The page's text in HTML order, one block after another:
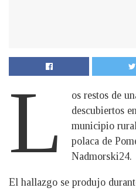
L
os restos de
descubiertos
municipio
polaca de
Nadmorski24.
El hallazgo se produjo